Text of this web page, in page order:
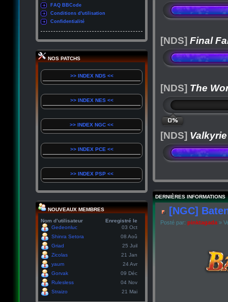
FAQ BBCode
Conditions d'utilisation
Confidentialité
NOS PATCHS
>> INDEX NDS <<
>> INDEX NES <<
>> INDEX NGC <<
>> INDEX PCE <<
>> INDEX PSP <<
NOUVEAUX MEMBRES
Nom d’utilisateur
Enregistré le
Gedeonluc
03 Oct
Shinra Setora
08 Aoû
Griad
25 Juil
Zicolas
21 Jan
yaum
24 Avr
Gorvak
09 Déc
Rulesless
04 Nov
Straizo
21 Mai
[NDS] Final
[NDS] The
0%
[NDS]
DERNIÈRES INFORMATIONS
[NGC]
Posté par: pinktagada »